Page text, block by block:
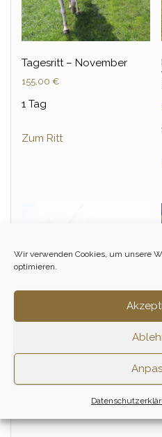
Wir verwenden Cookies, um unsere
optimieren.
Tagesritt – November
155,00 €
1 Tag
Zum Ritt
Tagesritt – Dezember